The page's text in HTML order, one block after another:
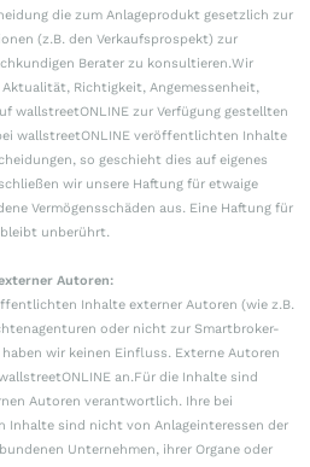
die zum Anlageprodukt gesetzlich zur
(z.B. den Verkaufsprospekt) zur
Berater zu konsultieren.Wir
Richtigkeit, Angemessenheit,
wallstreetONLINE zur Verfügung gestellten
wallstreetONLINE veröffentlichten Inhalte
so geschieht dies auf eigenes
wir unsere Haftung für etwaige
Vermögensschäden aus. Eine Haftung für
bleibt unberührt.
Autoren:
Inhalte externer Autoren (wie z.B.
oder nicht zur Smartbroker-
wir keinen Einfluss. Externe Autoren
an.Für die Inhalte sind
Autoren verantwortlich. Ihre bei
Inhalte sind nicht von Anlageinteressen der
Unternehmen, ihrer Organe oder